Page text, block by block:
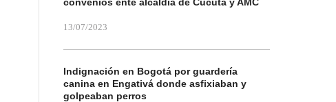
13/07/2023
Indignación en Bogotá por guardería
canina en Engativá donde asfixiaban y
golpeaban perros